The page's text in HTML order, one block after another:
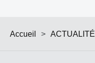
Accueil > ACTUALITÉ